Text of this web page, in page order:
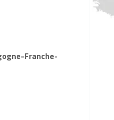
Franche-